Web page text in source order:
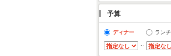
予算
ディナー ランチ
～